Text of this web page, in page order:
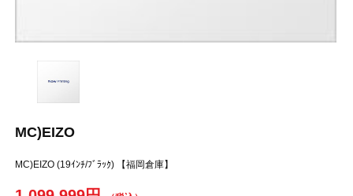
MC)EIZO
MC)EIZO (19ｲﾝﾁ/ﾌﾞﾗｯｸ) 【福岡倉庫】